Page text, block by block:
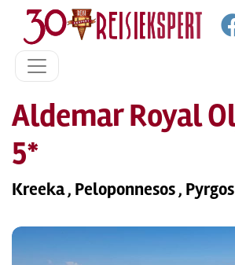
Aldemar Royal
5*
Kreeka , Peloponnesos , Pyrgos